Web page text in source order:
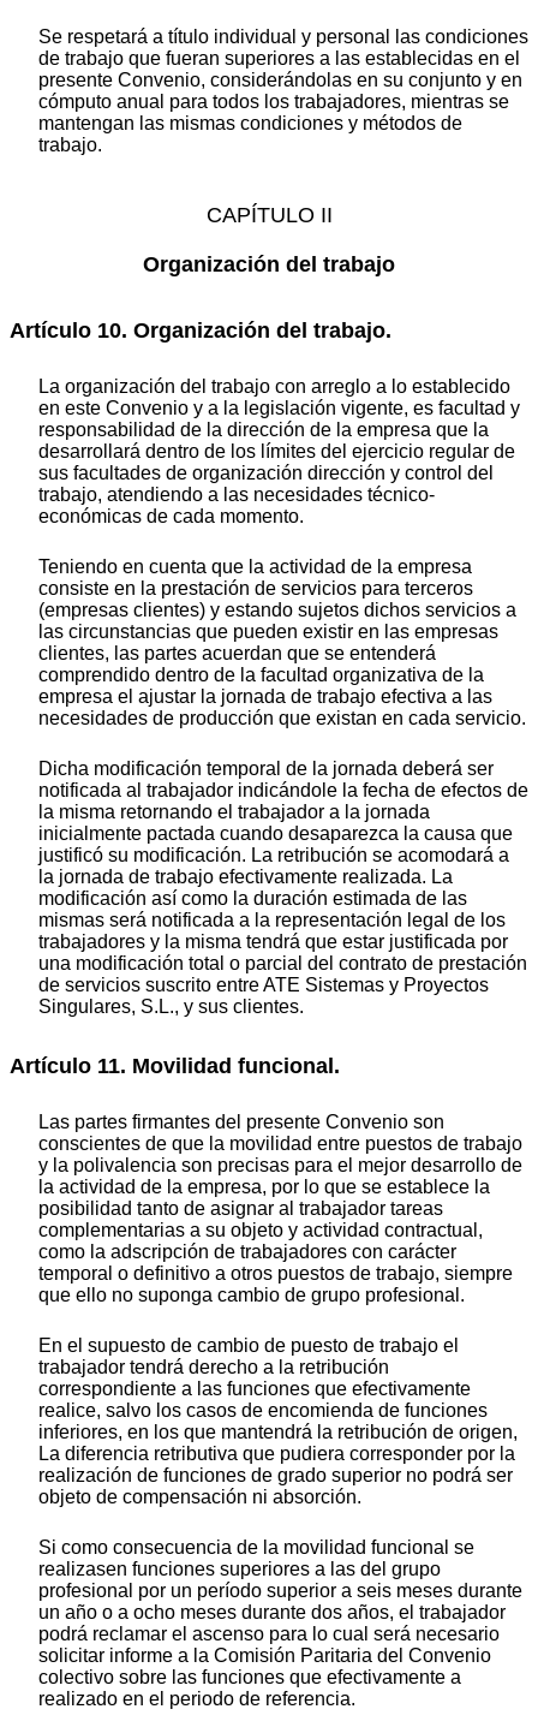
Se respetará a título individual y personal las condiciones
de trabajo que fueran superiores a las establecidas en el
presente Convenio, considerándolas en su conjunto y en
cómputo anual para todos los trabajadores, mientras se
mantengan las mismas condiciones y métodos de
trabajo.
CAPÍTULO II
Organización del trabajo
Artículo 10. Organización del trabajo.
La organización del trabajo con arreglo a lo establecido
en este Convenio y a la legislación vigente, es facultad y
responsabilidad de la dirección de la empresa que la
desarrollará dentro de los límites del ejercicio regular de
sus facultades de organización dirección y control del
trabajo, atendiendo a las necesidades técnico-
económicas de cada momento.
Teniendo en cuenta que la actividad de la empresa
consiste en la prestación de servicios para terceros
(empresas clientes) y estando sujetos dichos servicios a
las circunstancias que pueden existir en las empresas
clientes, las partes acuerdan que se entenderá
comprendido dentro de la facultad organizativa de la
empresa el ajustar la jornada de trabajo efectiva a las
necesidades de producción que existan en cada servicio.
Dicha modificación temporal de la jornada deberá ser
notificada al trabajador indicándole la fecha de efectos de
la misma retornando el trabajador a la jornada
inicialmente pactada cuando desaparezca la causa que
justificó su modificación. La retribución se acomodará a
la jornada de trabajo efectivamente realizada. La
modificación así como la duración estimada de las
mismas será notificada a la representación legal de los
trabajadores y la misma tendrá que estar justificada por
una modificación total o parcial del contrato de prestación
de servicios suscrito entre ATE Sistemas y Proyectos
Singulares, S.L., y sus clientes.
Artículo 11. Movilidad funcional.
Las partes firmantes del presente Convenio son
conscientes de que la movilidad entre puestos de trabajo
y la polivalencia son precisas para el mejor desarrollo de
la actividad de la empresa, por lo que se establece la
posibilidad tanto de asignar al trabajador tareas
complementarias a su objeto y actividad contractual,
como la adscripción de trabajadores con carácter
temporal o definitivo a otros puestos de trabajo, siempre
que ello no suponga cambio de grupo profesional.
En el supuesto de cambio de puesto de trabajo el
trabajador tendrá derecho a la retribución
correspondiente a las funciones que efectivamente
realice, salvo los casos de encomienda de funciones
inferiores, en los que mantendrá la retribución de origen,
La diferencia retributiva que pudiera corresponder por la
realización de funciones de grado superior no podrá ser
objeto de compensación ni absorción.
Si como consecuencia de la movilidad funcional se
realizasen funciones superiores a las del grupo
profesional por un período superior a seis meses durante
un año o a ocho meses durante dos años, el trabajador
podrá reclamar el ascenso para lo cual será necesario
solicitar informe a la Comisión Paritaria del Convenio
colectivo sobre las funciones que efectivamente a
realizado en el periodo de referencia.